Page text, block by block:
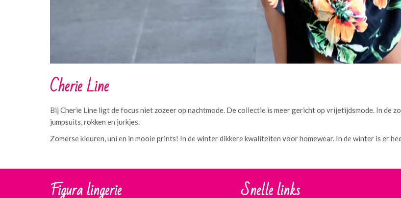
Cherie Line
Bij Cherie Line ligt de focus niet zozeer op nachtmode. De collectie is meer gericht op vrijetijdsmode. In de
jumpsuits, rokken en jurkjes.
Zomerse kleuren, uni en in mooie prints! In de winter dikkere kwaliteiten voor homewear. In de winter is er
Figura lingerie Snelle links